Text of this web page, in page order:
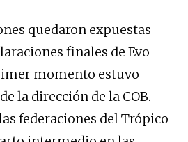
quedaron expuestas
finales de Evo
momento estuvo
la dirección de la COB.
federaciones del Trópico